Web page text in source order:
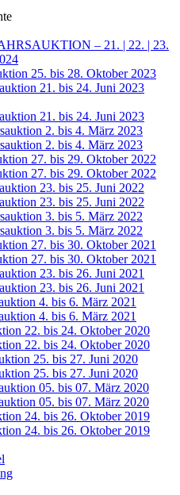
– 21. | 22. | 23.
25. bis 28. Oktober 2023
21. bis 24. Juni 2023
21. bis 24. Juni 2023
2. bis 4. März 2023
2. bis 4. März 2023
27. bis 29. Oktober 2022
27. bis 29. Oktober 2022
23. bis 25. Juni 2022
23. bis 25. Juni 2022
3. bis 5. März 2022
3. bis 5. März 2022
27. bis 30. Oktober 2021
27. bis 30. Oktober 2021
23. bis 26. Juni 2021
23. bis 26. Juni 2021
4. bis 6. März 2021
4. bis 6. März 2021
22. bis 24. Oktober 2020
22. bis 24. Oktober 2020
25. bis 27. Juni 2020
25. bis 27. Juni 2020
05. bis 07. März 2020
05. bis 07. März 2020
24. bis 26. Oktober 2019
24. bis 26. Oktober 2019